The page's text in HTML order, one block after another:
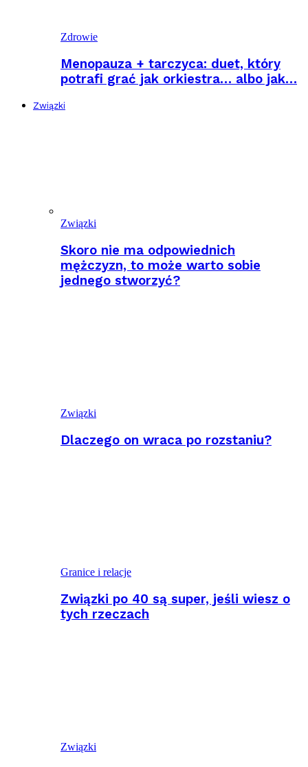
Zdrowie
Menopauza + tarczyca: duet, który
potrafi grać jak orkiestra… albo jak…
Związki
Związki
Skoro nie ma odpowiednich
mężczyzn, to może warto sobie
jednego stworzyć?
Związki
Dlaczego on wraca po rozstaniu?
Granice i relacje
Związki po 40 są super, jeśli wiesz o
tych rzeczach
Związki